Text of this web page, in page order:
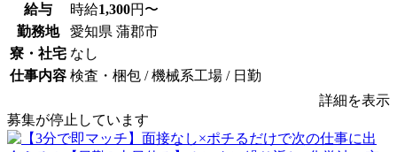
給与 時給1,300円〜
勤務地
愛知県 蒲郡市
寮・社宅 なし
仕事内容 検査・梱包 / 機械系工場 / 日勤
詳細を表示
募集が停止しています